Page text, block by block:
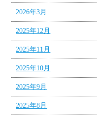
2026年3月
2025年12月
2025年11月
2025年10月
2025年9月
2025年8月